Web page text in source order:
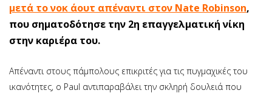
μετά το νοκ άουτ απέναντι στον Nate Robinson,
που σηματοδότησε την 2η επαγγελματική νίκη
στην καριέρα του.
Απέναντι στους πάμπολους επικριτές για τις πυγμαχικές του
ικανότητες, ο Paul αντιπαραβάλει την σκληρή δουλειά που